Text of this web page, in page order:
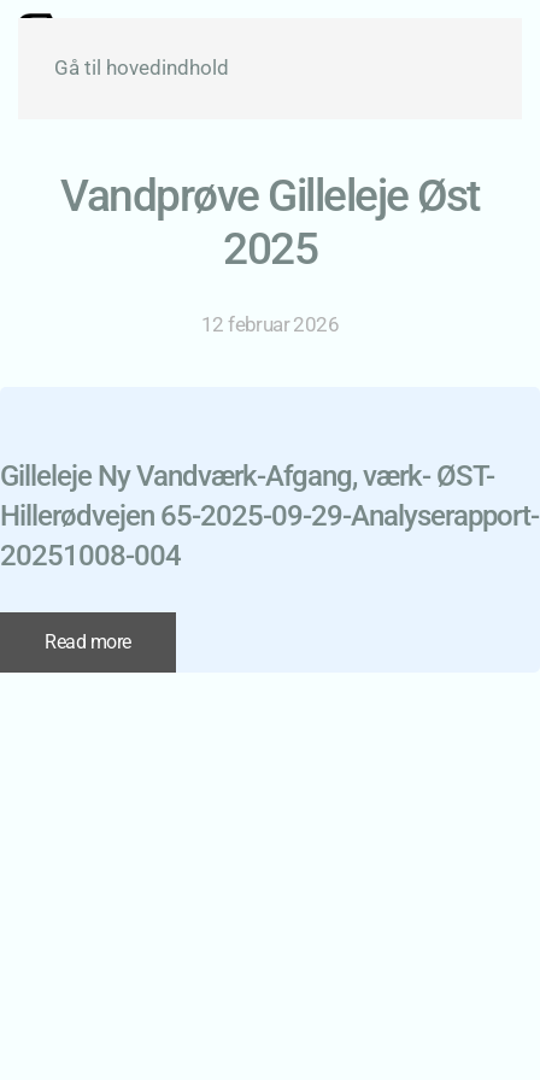
Gå til hovedindhold
Vandprøve Gilleleje Øst
2025
12 februar 2026
Gilleleje Ny Vandværk-Afgang, værk- ØST-
Hillerødvejen 65-2025-09-29-Analyserapport-
20251008-004
Read more